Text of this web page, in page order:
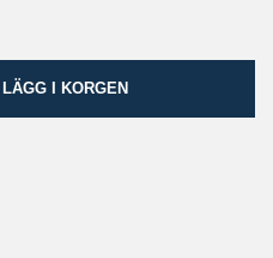
LÄGG I KORGEN